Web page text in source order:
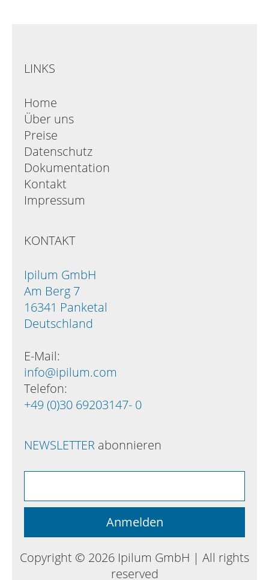
LINKS
Home
Über uns
Preise
Datenschutz
Dokumentation
Kontakt
Impressum
KONTAKT
Ipilum GmbH
Am Berg 7
16341 Panketal
Deutschland
E-Mail:
info@ipilum.com
Telefon:
+49 (0)30 69203147- 0
NEWSLETTER abonnieren
Copyright © 2026 Ipilum GmbH | All rights
reserved